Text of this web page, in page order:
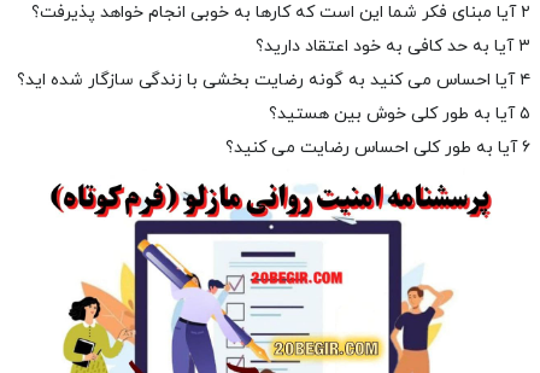
۲ آیا مبنای فکر شما این است که کارها به خوبی انجام خواهد پذیرفت؟
۳ آیا به حد کافی به خود اعتقاد دارید؟
۴ آیا احساس می کنید به گونه رضایت بخشی با زندگی سازگار شده اید؟
۵ آیا به طور کلی خوش بین هستید؟
۶ آیا به طور کلی احساس رضایت می کنید؟